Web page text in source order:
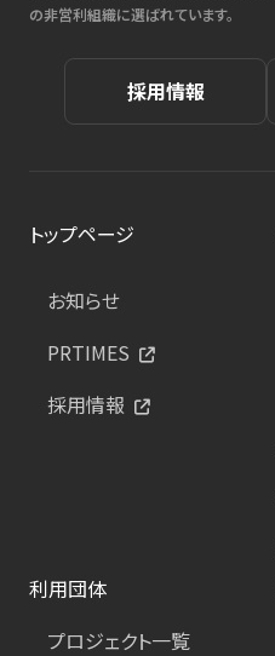
の非営利組織に選ばれています。
採用情報
トップページ
お知らせ
PRTIMES
採用情報
利用団体
プロジェクト一覧